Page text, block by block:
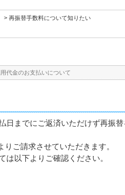
> 再振替手数料について知りたい
代金のお支払いについて
日までにご返済いただけず再振
ご請求させていただきます。
は以下よりご確認ください。